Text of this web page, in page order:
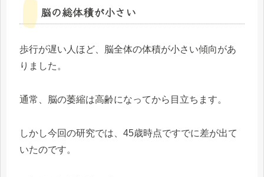
脳の総体積が小さい
歩行が遅い人ほど、脳全体の体積が小さい傾向があ
りました。
通常、脳の萎縮は高齢になってから目立ちます。
しかし今回の研究では、45歳時点ですでに差が出て
いたのです。